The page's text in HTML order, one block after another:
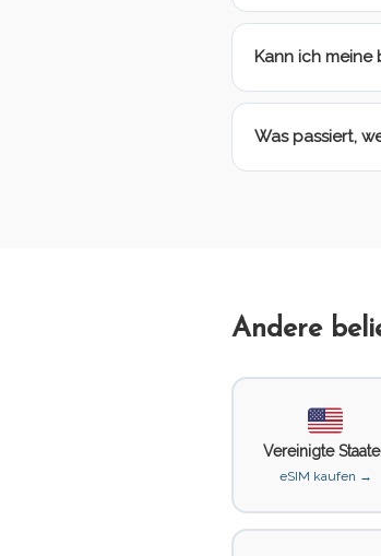
Kann ich meine
Was passiert,
Andere
Vereinigte
eSIM kaufen →